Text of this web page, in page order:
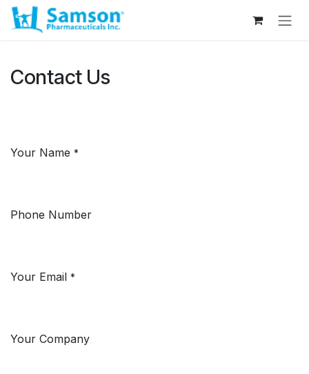
Passa al contenuto
Contact Us
Your Name *
Phone Number
Your Email *
Your Company